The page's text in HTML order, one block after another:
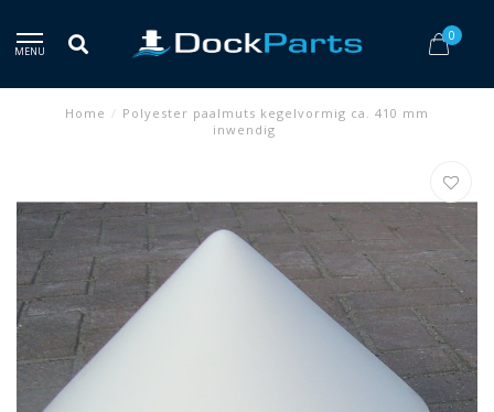
MENU
0
Home / Polyester paalmuts kegelvormig ca. 410 mm
inwendig